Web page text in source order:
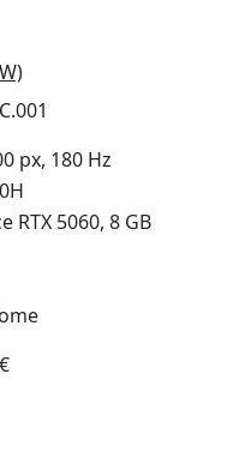
px, 180 Hz
RTX 5060, 8 GB